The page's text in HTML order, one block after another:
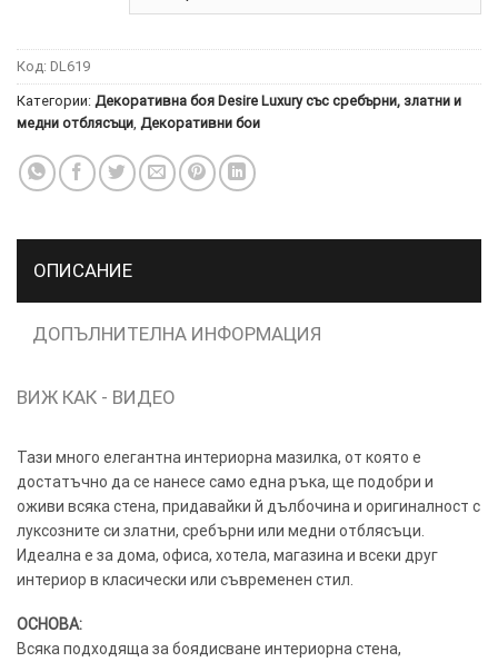
Код: DL619
Категории: Декоративна боя Desire Luxury със сребърни, златни и
медни отблясъци Декоративни бои
ОПИСАНИЕ
ДОПЪЛНИТЕЛНА ИНФОРМАЦИЯ
ВИЖ КАК - ВИДЕО
Тази много елегантна интериорна мазилка, от която е
достатъчно да се нанесе само една ръка, ще подобри и
оживи всяка стена, придавайки й дълбочина и оригиналност с
луксозните си златни, сребърни или медни отблясъци.
Идеална е за дома, офиса, хотела, магазина и всеки друг
интериор в класически или съвременен стил.
ОСНОВА:
Всяка подходяща за боядисване интериорна стена,
× ТОЗИ
САЙТ
БИСКВИТКИ.
ПОВЕЧЕ
ДА
НАМЕРИТЕ
ТУК.
УСЛУГИ ОПЦИИ
Google